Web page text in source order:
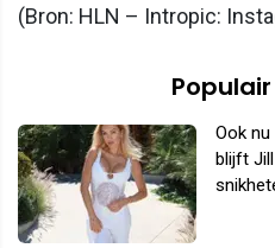
(Bron: HLN – Intropic:
Ook
blijft